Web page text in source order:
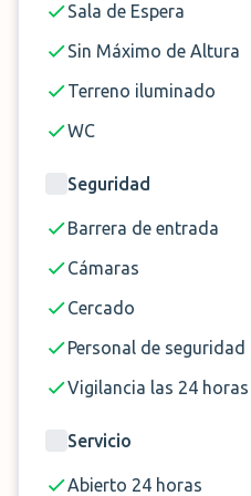
maleta adicional se
voluminosos (bolsas
etc.): se aplicará un
objeto.
Sala de Espera
Sin Máximo de Altura
Terreno iluminado
WC
Seguridad
Barrera de entrada
Cámaras
Cercado
Personal de seguridad
Vigilancia las 24 horas
Servicio
Abierto 24 horas